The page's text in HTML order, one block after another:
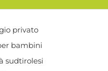
privato
bambini
sudtirolesi